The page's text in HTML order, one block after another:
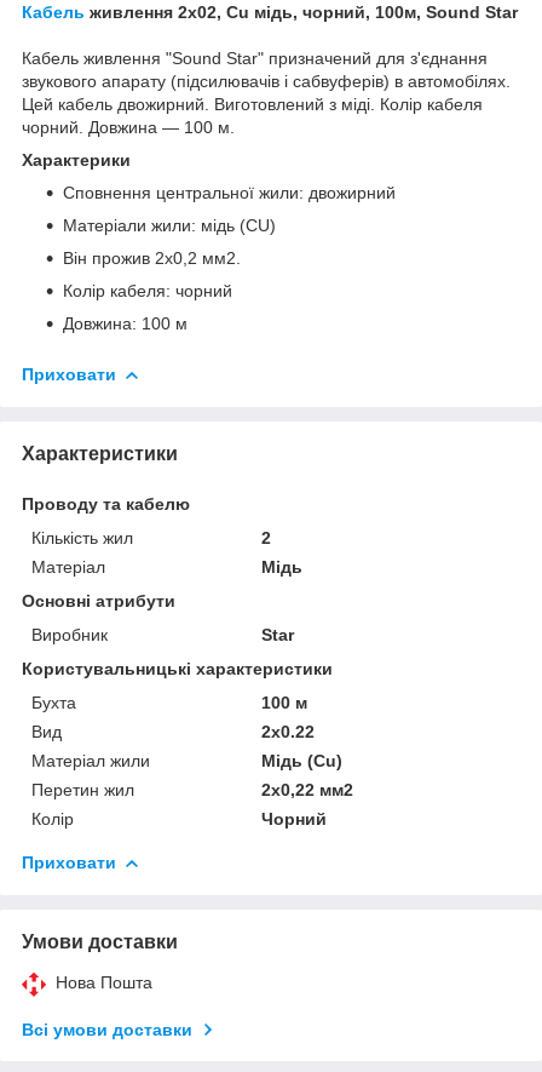
Кабель живлення 2х02, Cu мідь, чорний, 100м, Sound Star
Кабель живлення "Sound Star" призначений для з'єднання
звукового апарату (підсилювачів і сабвуферів) в автомобілях.
Цей кабель двожирний. Виготовлений з міді. Колір кабеля
чорний. Довжина — 100 м.
Характерики
Сповнення центральної жили: двожирний
Матеріали жили: мідь (CU)
Він прожив 2х0,2 мм2.
Колір кабеля: чорний
Довжина: 100 м
Приховати
Характеристики
Проводу та кабелю
Кількість жил
2
Матеріал
Мідь
Основні атрибути
Виробник
Star
Користувальницькі характеристики
Бухта
100 м
Вид
2х0.22
Матеріал жили
Мідь (Cu)
Перетин жил
2х0,22 мм2
Колір
Чорний
Приховати
Умови доставки
Нова Пошта
Всі умови доставки